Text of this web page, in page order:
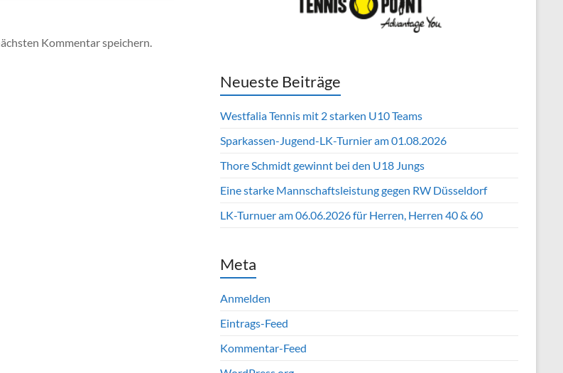
Kommentar speichern.
Neueste Beiträge
Westfalia Tennis mit 2 starken U10 Teams
Sparkassen-Jugend-LK-Turnier am 01.08.2026
Thore Schmidt gewinnt bei den U18 Jungs
Eine starke Mannschaftsleistung gegen RW Düsseldorf
LK-Turnuer am 06.06.2026 für Herren, Herren 40 & 60
Meta
Anmelden
Eintrags-Feed
Kommentar-Feed